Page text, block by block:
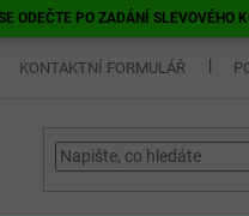
ODEČTE PO ZADÁNÍ
KONTAKTNÍ FORMULÁŘ